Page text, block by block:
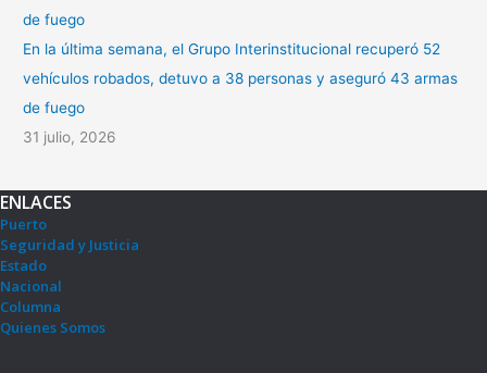
En la última semana, el Grupo Interinstitucional recuperó 52
vehículos robados, detuvo a 38 personas y aseguró 43 armas
de fuego
31 julio, 2026
ENLACES
Puerto
Seguridad y Justicia
Estado
Nacional
Columna
Quienes Somos